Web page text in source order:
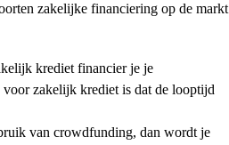
zakelijke financiering op de markt
krediet financier je je
zakelijk krediet is dat de looptijd
van crowdfunding, dan wordt je